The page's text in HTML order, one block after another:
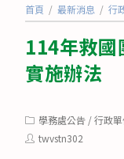
首頁 / 最新消息 / 行
114年救國
實施辦法
Post
category:
學務處公告 /行政
Posttwvstn302